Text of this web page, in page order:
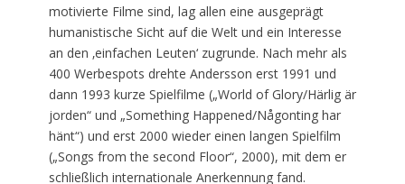
motivierte Filme sind, lag allen eine ausgeprägt
humanistische Sicht auf die Welt und ein Interesse
an den ‚einfachen Leuten‘ zugrunde. Nach mehr als
400 Werbespots drehte Andersson erst 1991 und
dann 1993 kurze Spielfilme („World of Glory/Härlig är
jorden“ und „Something Happened/Någonting har
hänt“) und erst 2000 wieder einen langen Spielfilm
(„Songs from the second Floor“, 2000), mit dem er
schließlich internationale Anerkennung fand.